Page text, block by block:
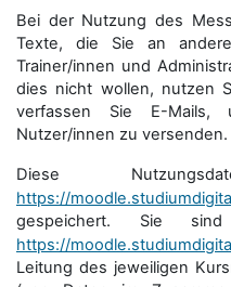
Bei der Nutzung des
Texte, die Sie an
Trainer/innen und
dies nicht wollen, nutzen
verfassen Sie E-Mails,
Nutzer/innen zu versenden.
Diese
https://
gespeichert. Sie
https://
Leitung des jeweiligen